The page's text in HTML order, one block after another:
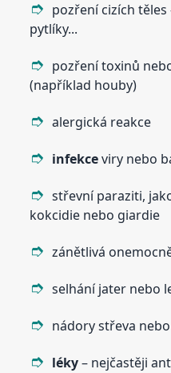
pozření cizích
pytlíky...
pozření toxinů
(například houby)
alergická reakce
infekceviry nebo
střevní paraziti,
kokcidie nebo giardie
zánětlivá
selhání jater nebo
nádory střeva
léky– nejčastěji